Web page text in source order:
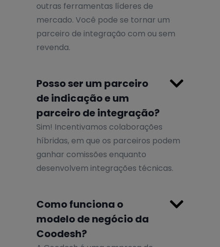
outras ferramentas líderes de
mercado. Você pode se tornar um
parceiro de integração com ou sem
revenda.
Posso ser um parceiro
de indicação e um
parceiro de integração?

Sim! Incentivamos colaborações
híbridas, em que os parceiros podem
ganhar comissões enquanto
desenvolvem integrações técnicas.
Como funciona o
modelo de negócio da
Coodesh?
